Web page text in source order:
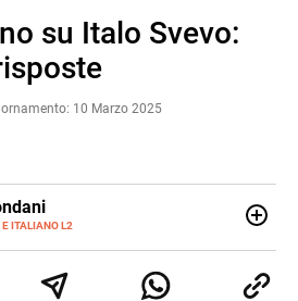
su Italo Svevo:
10 Marzo 2025
ITALIANO L2
grado. Mi occupo inoltre di